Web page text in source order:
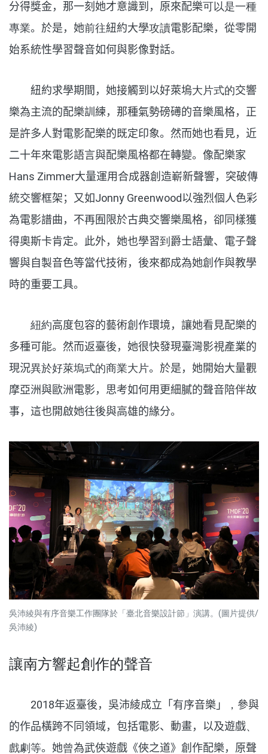
分得獎金，那一刻她才意識到，原來配樂可以是一種
專業。於是，她前往紐約大學攻讀電影配樂， 從零開
始系統性學習聲音如何與影像對話。
紐約求學期間，她接觸到以好萊塢大片式的交響
樂為主流的配樂訓練，那種氣勢磅礡的音樂風格，正
是許多人對電影配樂的既定印象。然而她也看見，近
二十年來電影語言與配樂風格都在轉變。像配樂家
Hans Zimmer大量運用合成器創造嶄新聲響，突破傳
統交響框架；又如Jonny Greenwood以強烈個人色彩
為電影譜曲，不再囿限於古典交響樂風格，卻同樣獲
得奧斯卡肯定。此外，她也學習到爵士語彙、電子聲
響與自製音色等當代技術，後來都成為她創作與教學
時的重要工具。
紐約高度包容的藝術創作環境，讓她看見配樂的
多種可能。然而返臺後，她很快發現臺灣影視產業的
現況異於好萊塢式的商業大片。於是，她開始大量觀
摩亞洲與歐洲電影，思考如何用更細膩的聲音陪伴故
事，這也開啟她往後與高雄的緣分。
吳沛綾與有序音樂工作團隊於「臺北音樂設計節」演講。(圖片提供/
吳沛綾)
讓南方響起創作的聲音
2018年返臺後，吳沛綾成立「有序音樂」 ， 參與
的作品橫跨不同領域，包括電影、動畫，以及遊戲、
戲劇等。她曾為武俠遊戲《俠之道》創作配樂，原聲